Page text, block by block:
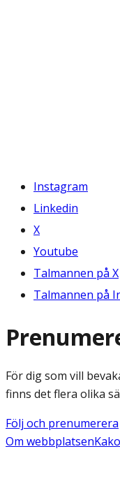
Instagram
Linkedin
X
Youtube
Talmannen på X
Talmannen på
För dig som vill
finns det flera olika
Följ och prenumerera
Om webbplatsen